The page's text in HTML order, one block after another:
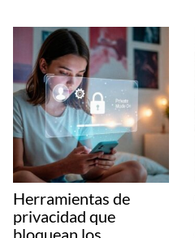
Herramientas de
privacidad que